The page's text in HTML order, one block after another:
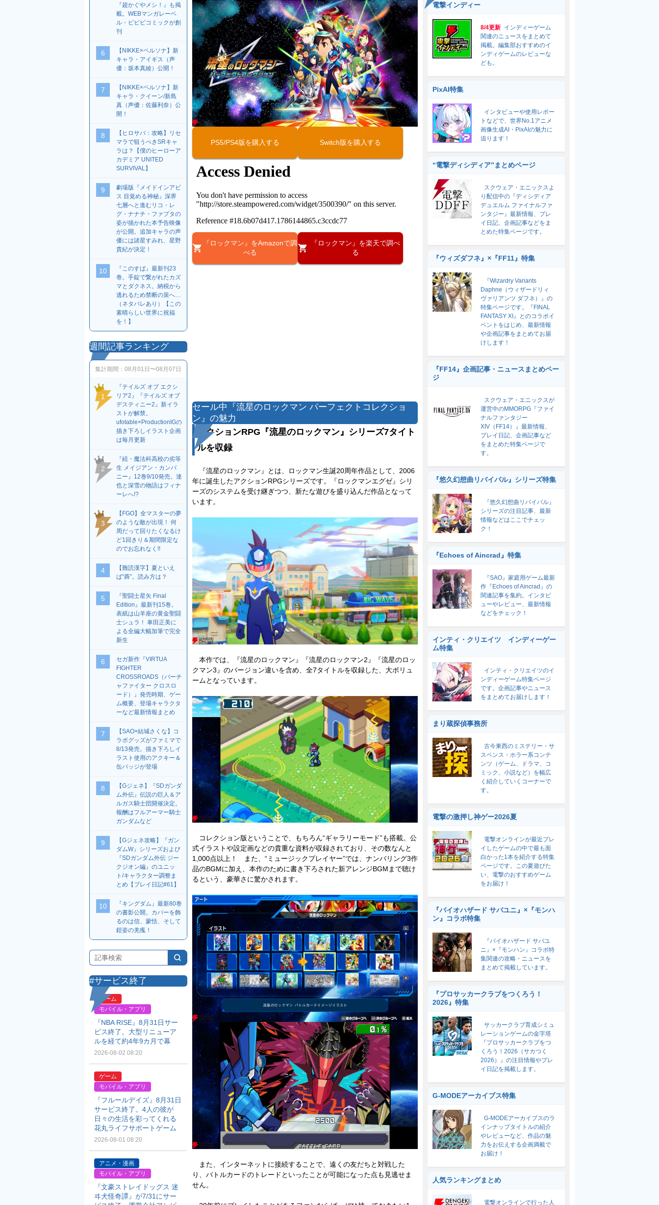
PS5/PS4版を購入する Switch版を購入する
『ロックマン』をAmazonで調
べる
『ロックマン』を楽天で調べ
る
セール中『流星のロックマン パーフェクトコレクショ
ン』の魅力
アクションRPG『流星のロックマン』シリーズ7タイト
ルを収録
『流星のロックマン』とは、ロックマン生誕20周年作品として、2006
年に誕生したアクションRPGシリーズです。『ロックマンエグゼ』シリ
ーズのシステムを受け継ぎつつ、新たな遊びを盛り込んだ作品となって
います。
本作では、『流星のロックマン』『流星のロックマン2』『流星のロッ
クマン3』のバージョン違いを含め、全7タイトルを収録した、大ボリュ
ームとなっています。
コレクション版ということで、もちろん“ギャラリーモード”も搭載。公
式イラストや設定画などの貴重な資料が収録されており、その数なんと
1,000点以上！ また、“ミュージックプレイヤー”では、ナンバリング3作
品のBGMに加え、本作のために書き下ろされた新アレンジBGMまで聴け
るという、豪華さに驚かされます。
また、インターネットに接続することで、遠くの友だちと対戦した
り、バトルカードのトレードといったことが可能になった点も見逃せま
せん。
『超かぐやメシ！』も掲
載。WEBマンガレーベ
ル・ビビビコミックが創
刊
6
【NIKKE×ペルソナ】新
キャラ・アイギス（声
優：坂本真綾）公開！
7
【NIKKE×ペルソナ】新
キャラ・クイーン/新島
真（声優：佐藤利奈）公
開！
8
【ヒロサバ：攻略】リセ
マラで狙うべきSRキャ
ラは？【僕のヒーローア
カデミア UNITED
SURVIVAL】
9
劇場版『メイドインアビ
ス 目覚める神秘』深界
七層へと進むリコ・レ
グ・ナナチ・ファプタの
姿が描かれた本予告映像
が公開。追加キャラの声
優には諸星すみれ、星野
貴紀が決定！
10
『このすば』最新刊23
巻。手錠で繋がれたカズ
マとダクネス。納税から
逃れるため禁断の策へ…
（ネタバレあり）【この
素晴らしい世界に祝福
を！】
週間記事ランキング
集計期間： 08月01日〜08月07日
1
『テイルズ オブ エクシ
リア2』『テイルズ オブ
デスティニー2』新イラ
ストが解禁。
ufotable×ProductionIGの
描き下ろしイラスト企画
は毎月更新
2
『続・魔法科高校の劣等
生 メイジアン・カンパ
ニー』12巻9/10発売。達
也と深雪の物語はフィナ
ーレへ!?
3
【FGO】全マスターの夢
のような敵が出現！ 何
周だって回りたくなるけ
ど1回きり＆期間限定な
のでお忘れなく!!
4
【難読漢字】夏といえ
ば“蕣”。読み方は？
5
『聖闘士星矢 Final
Edition』最新刊15巻。
表紙は山羊座の黄金聖闘
士シュラ！ 車田正美に
よる全編大幅加筆で完全
新生
6
セガ新作『VIRTUA
FIGHTER
CROSSROADS（バーチ
ャファイター クロスロ
ード）』発売時期、ゲー
ム概要、登場キャラクタ
ーなど最新情報まとめ
7
【SAO×結城さくな】コ
ラボグッズがファミマで
8/13発売。描き下ろしイ
ラスト使用のアクキー＆
缶バッジが登場
8
【Gジェネ】『SDガンダ
ム外伝』伝説の巨人＆ア
ルガス騎士団開催決定。
報酬はフルアーマー騎士
ガンダムなど
9
【Gジェネ攻略】『ガン
ダムW』シリーズおよび
『SDガンダム外伝 ジー
クジオン編』のユニッ
ト/キャラクター調整ま
とめ【プレイ日記#61】
10
『キングダム』最新80巻
の書影公開。カバーを飾
るのは信、蒙恬、そして
鎧姿の羌瘣！
#サービス終了
ゲーム
モバイル・アプリ
『NBA RISE』8月31日サー
ビス終了。大型リニューア
ルを経て約4年9カ月で幕
2026-08-02 08:20
ゲーム
モバイル・アプリ
『フルールデイズ』8月31日
サービス終了。4人の彼が
日々の生活を彩ってくれる
花丸ライフサポートゲーム
2026-08-01 08:20
アニメ・漫画
モバイル・アプリ
『文豪ストレイドッグス 迷
ヰ犬怪奇譚』が7/31にサー
電撃インディー
8/4更新 インディーゲーム
関連のニュースをまとめて
掲載。編集部おすすめのイ
ンディゲームのレビューな
ども。
PixAI特集
インタビューや使用レポー
トなどで、世界No.1アニメ
画像生成AI・PixAIの魅力に
迫ります！
“電撃ディシディア”まとめページ
スクウェア・エニックスよ
り配信中の『ディシディア
デュエルム ファイナルファ
ンタジー』最新情報、プレ
イ日記、企画記事などをま
とめた特集ページです。
『ウィズダフネ』×『FF11』特集
『Wizardry Variants
Daphne（ウィザードリィ
ヴァリアンツ ダフネ）』の
特集ページです。『FINAL
FANTASY XI』とのコラボイ
ベントをはじめ、最新情報
や企画記事をまとめてお届
けします！
『FF14』企画記事・ニュースまとめペー
ジ
スクウェア・エニックスが
運営中のMMORPG『ファイ
ナルファンタジー
XIV（FF14）』最新情報、
プレイ日記、企画記事など
をまとめた特集ページで
す。
『悠久幻想曲リバイバル』シリーズ特集
『悠久幻想曲リバイバル』
シリーズの注目記事、最新
情報などはここでチェッ
ク！
『Echoes of Aincrad』特集
『SAO』家庭用ゲーム最新
作『Echoes of Aincrad』の
関連記事を集約。インタビ
ューやレビュー、最新情報
などをチェック！
インティ・クリエイツ インディーゲー
ム特集
インティ・クリエイツのイ
ンディーゲーム特集ページ
です。企画記事やニュース
をまとめてお届けします！
まり蔵探偵事務所
古今東西のミステリー・サ
スペンス・ホラー系コンテ
ンツ（ゲーム、ドラマ、コ
ミック、小説など）を幅広
く紹介していくコーナーで
す。
電撃の激押し神ゲー2026夏
電撃オンラインが最近プレ
イしたゲームの中で最も面
白かった1本を紹介する特集
ページです。この夏遊びた
い、電撃のおすすめゲーム
をお届け！
『バイオハザード サバユニ』×『モンハ
ン』コラボ特集
『バイオハザード サバユ
ニ』×『モンハン』コラボ特
集関連の攻略・ニュースを
まとめて掲載しています。
『プロサッカークラブをつくろう！
2026』特集
サッカークラブ育成シミュ
レーションゲームの金字塔
『プロサッカークラブをつ
くろう！2026（サカつく
2026）』の注目情報やプレ
イ日記を掲載します。
G-MODEアーカイブス特集
G-MODEアーカイブスのラ
インナップタイトルの紹介
やレビューなど、作品の魅
力をお伝えする企画満載で
お届け！
人気ランキングまとめ
電撃オンラインで行った人